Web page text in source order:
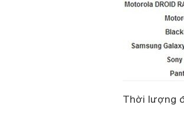
Thời lượng